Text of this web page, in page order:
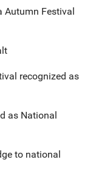
Autumn Festival
recognized as
as National
to national